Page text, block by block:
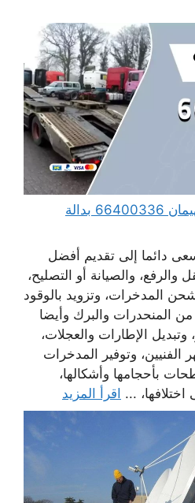
ونش كرين سطحة ام الهيمان 66400336 بدالة
دائما إلى تقديم أفضل
والصيانة أو التصليح،
المدخرات، وتزويد بالوقود
المنحدرات والبرك وأيضا
وتبديل الإطارات والعجلات،
الفنيين، وتوفير المدخرات
بأحجامها وأشكالها،
... اقرأ المزيد